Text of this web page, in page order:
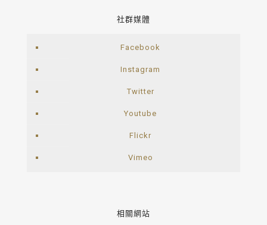
社群媒體
Facebook
Instagram
Twitter
Youtube
Flickr
Vimeo
相關網站